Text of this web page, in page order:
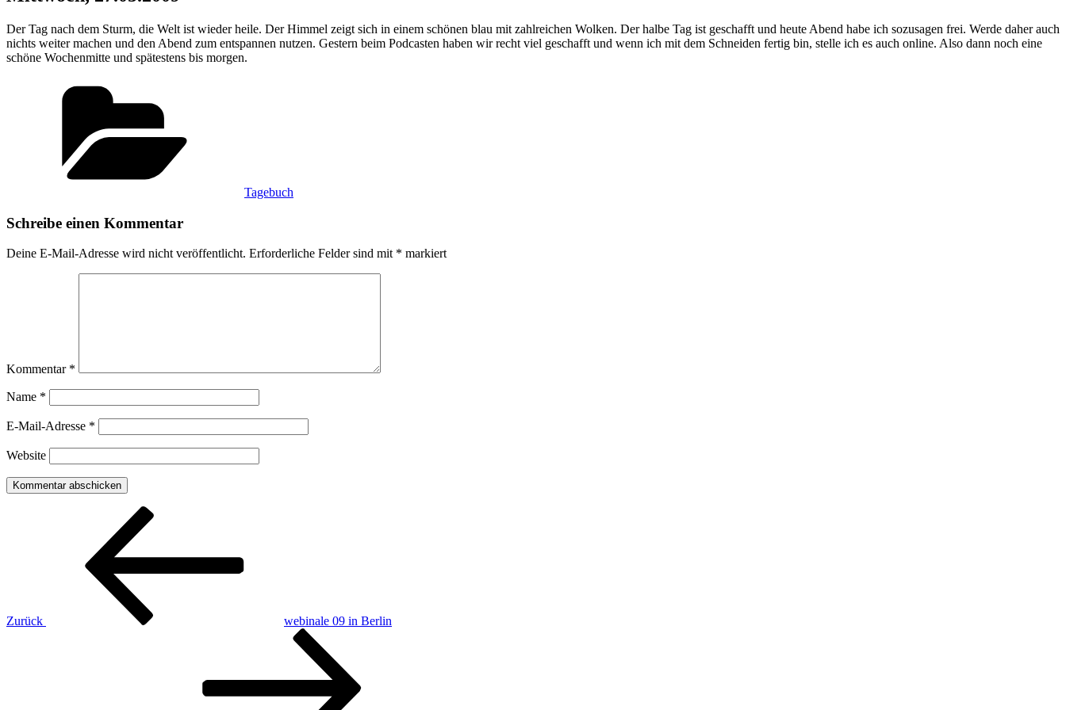
Der Tag nach dem Sturm, die Welt ist wieder heile. Der Himmel zeigt sich in einem schönen blau mit zahlreichen Wolken. Der halbe Tag ist geschafft und heute Abend habe ich sozusagen frei. Werde daher auch
nichts weiter machen und den Abend zum entspannen nutzen. Gestern beim Podcasten haben wir recht viel geschafft und wenn ich mit dem Schneiden fertig bin, stelle ich es auch online. Also dann noch eine
schöne Wochenmitte und spätestens bis morgen.
Tagebuch
Schreibe einen Kommentar
Deine E-Mail-Adresse wird nicht veröffentlicht. Erforderliche Felder sind mit * markiert
Kommentar *
Name *
E-Mail-Adresse *
Website
Beitragsnavigation
Zurück
webinale 09 in Berlin